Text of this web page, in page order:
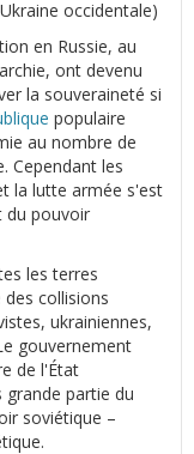
occidentale)
en Russie, au
ont devenu
la souveraineté si
populaire
au nombre de
Cependant les
la lutte armée s'est
du pouvoir
les terres
collisions
ukrainiennes,
gouvernement
de l'État
grande partie du
soviétique –